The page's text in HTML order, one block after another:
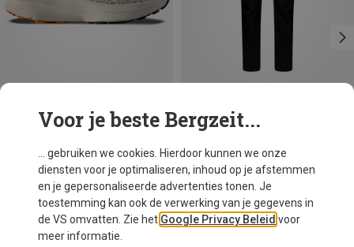
Maten
La Sportiva
Heren Prodigio 2 Schoenen
€ 158,40
Je bespaart 25%
Voor je beste Bergzeit...
... gebruiken we cookies. Hierdoor kunnen we onze
diensten voor je optimaliseren, inhoud op je afstemmen
en je gepersonaliseerde advertenties tonen. Je
toestemming kan ook de verwerking van je gegevens in
de VS omvatten. Zie het Google Privacy Beleid voor
meer informatie.